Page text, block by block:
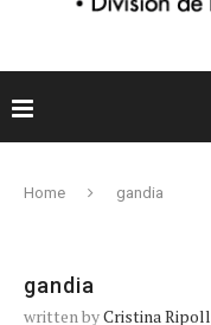
Home gandia
gandia
written byCristina Ripoll